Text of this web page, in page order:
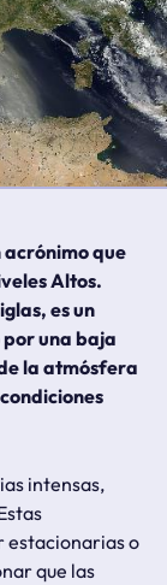
acrónimo que
Altos.
es un
una baja
la atmósfera
intensas,
estacionarias o
que las